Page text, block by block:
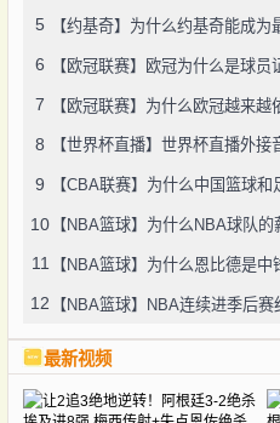
5 【约基奇】为什么约基奇能成为
6 【欧冠联赛】欧冠为什么是球员
7 【欧冠联赛】为什么欧冠越来越
8 【世界杯直播】世界杯直播外接
9 【CBA联赛】为什么中国篮球
10 【NBA篮球】为什么NBA球队
11 【NBA篮球】为什么恩比德是中
12 【NBA篮球】NBA连续进季后
最新视频